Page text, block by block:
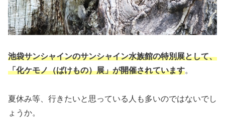
池袋サンシャインのサンシャイン水族館の特別展として、
「化ケモノ（ばけもの）展」が開催されています。
夏休み等、行きたいと思っている人も多いのではないでし
ょうか。